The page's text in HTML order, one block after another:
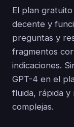
El plan
decente y
preguntas y
fragmentos
indicaciones.
GPT-4 en el
fluida, rápida y
complejas.